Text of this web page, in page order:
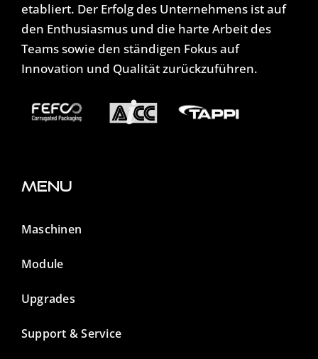
etabliert. Der Erfolg des Unternehmens ist auf
den Enthusiasmus und die harte Arbeit des
Teams sowie den ständigen Fokus auf
Innovation und Qualität zurückzuführen.
Menu
Maschinen
Module
Upgrades
Support & Service